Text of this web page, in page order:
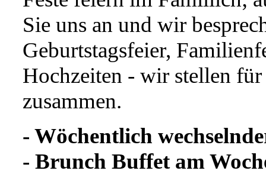
Sie uns an und wir
Geburtstagsfeier,
Hochzeiten - wir stellen für
zusammen.
- Wöchentlich
- Brunch Buffet am